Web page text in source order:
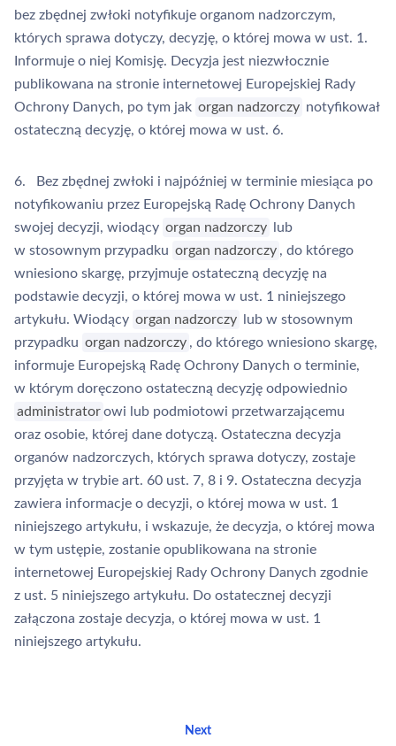
bez zbędnej zwłoki notyfikuje organom nadzorczym,
których sprawa dotyczy, decyzję, o której mowa w ust. 1.
Informuje o niej Komisję. Decyzja jest niezwłocznie
publikowana na stronie internetowej Europejskiej Rady
Ochrony Danych, po tym jak organ nadzorczy notyfikował
ostateczną decyzję, o której mowa w ust. 6.
6. Bez zbędnej zwłoki i najpóźniej w terminie miesiąca po
notyfikowaniu przez Europejską Radę Ochrony Danych
swojej decyzji, wiodący organ nadzorczy
lub
w stosownym przypadku organ nadzorczy , do którego
wniesiono skargę, przyjmuje ostateczną decyzję na
podstawie decyzji, o której mowa w ust. 1 niniejszego
artykułu. Wiodący organ nadzorczy
lub w stosownym
przypadku organ nadzorczy , do którego wniesiono skargę,
informuje Europejską Radę Ochrony Danych o terminie,
w którym doręczono ostateczną decyzję odpowiednio
administrator owi lub podmiotowi przetwarzającemu
oraz osobie, której dane dotyczą. Ostateczna decyzja
organów nadzorczych, których sprawa dotyczy, zostaje
przyjęta w trybie art. 60 ust. 7, 8 i 9. Ostateczna decyzja
zawiera informacje o decyzji, o której mowa w ust. 1
niniejszego artykułu, i wskazuje, że decyzja, o której mowa
w tym ustępie, zostanie opublikowana na stronie
internetowej Europejskiej Rady Ochrony Danych zgodnie
z ust. 5 niniejszego artykułu. Do ostatecznej decyzji
załączona zostaje decyzja, o której mowa w ust. 1
niniejszego artykułu.
Next